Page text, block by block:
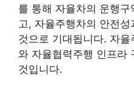
를 통해 자율차의 운행
고, 자율주행차의 안전
것으로 기대됩니다. 자
와 자율협력주행 인프라
것입니다.